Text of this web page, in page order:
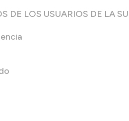
DE LOS USUARIOS DE LA